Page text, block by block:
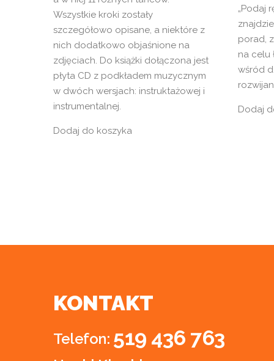
Wszystkie kroki zostały
szczegółowo opisane, a niektóre z
nich dodatkowo objaśnione na
zdjęciach. Do książki dołączona jest
płyta CD z podkładem muzycznym
w dwóch wersjach: instruktażowej i
instrumentalnej.
Dodaj do koszyka
„Podaj
porad,
na celu
wśród
Dodaj
KONTAKT
Telefon: 519 436 763